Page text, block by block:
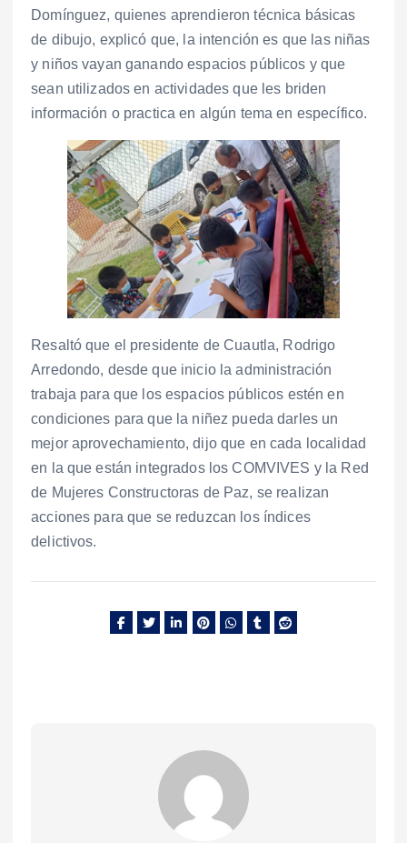
Domínguez, quienes aprendieron técnica básicas
de dibujo, explicó que, la intención es que las niñas
y niños vayan ganando espacios públicos y que
sean utilizados en actividades que les briden
información o practica en algún tema en específico.
Resaltó que el presidente de Cuautla, Rodrigo
Arredondo, desde que inicio la administración
trabaja para que los espacios públicos estén en
condiciones para que la niñez pueda darles un
mejor aprovechamiento, dijo que en cada localidad
en la que están integrados los COMVIVES y la Red
de Mujeres Constructoras de Paz, se realizan
acciones para que se reduzcan los índices
delictivos.